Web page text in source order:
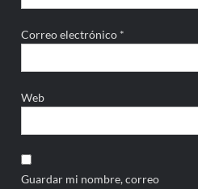
Correo electrónico *
Web
Guardar mi nombre, correo